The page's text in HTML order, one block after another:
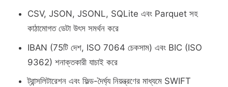
CSV, JSON, JSONL, SQLite এবং Parquet সহ
কাঠামোগত ডেটা উৎস সমর্থন করে
IBAN (75টি দেশ, ISO 7064 চেকসাম) এবং BIC (ISO
9362) শনাক্তকারী যাচাই করে
ট্রান্সলিটারেশন এবং ফিল্ড-দৈর্ঘ্য নিয়ন্ত্রণের মাধ্যমে SWIFT